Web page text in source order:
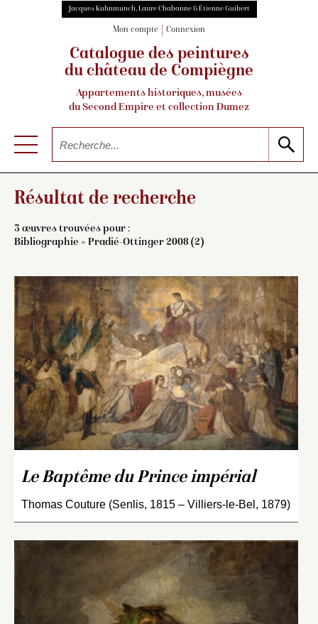
Jacques Kuhnmunch, Laure Chabanne & Étienne Guibert
Mon compte Connexion
Catalogue des peintures
du château de Compiègne
Appartements historiques, musées
du Second Empire et collection Dumez
Résultat de recherche
3 œuvres trouvées pour :
Bibliographie = Pradié-Ottinger 2008 (2)
Le Baptême du Prince impérial
Thomas Couture (Senlis, 1815 – Villiers-le-Bel, 1879)